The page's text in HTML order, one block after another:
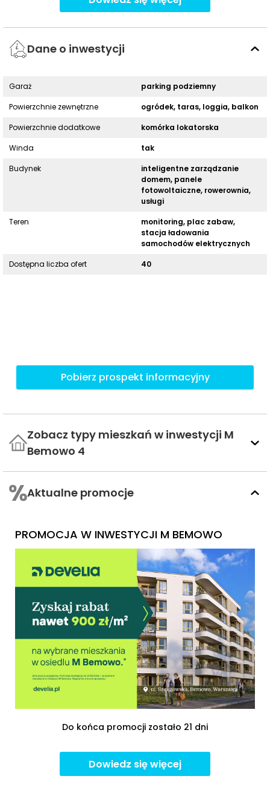
Dane o inwestycji
Garaż
parking podziemny
Powierzchnie zewnętrzne
ogródek, taras, loggia, balkon
Powierzchnie dodatkowe
komórka lokatorska
Winda
tak
Budynek
inteligentne zarządzanie
domem, panele
fotowoltaiczne, rowerownia,
usługi
Teren
monitoring, plac zabaw,
stacja ładowania
samochodów elektrycznych
Dostępna liczba ofert
40
Pobierz prospekt informacyjny
Zobacz typy mieszkań w inwestycji M
Bemowo 4
Aktualne promocje
PROMOCJA W INWESTYCJI M BEMOWO
Do końca promocji zostało 21 dni
Dowiedz się więcej